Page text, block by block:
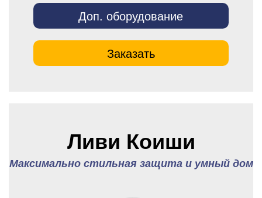
Доп. оборудование
Заказать
Ливи Коиши
Максимально стильная защита и умный дом